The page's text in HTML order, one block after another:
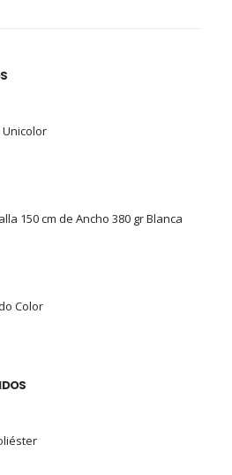
150 cm de Ancho 380 gr Blanca
Color